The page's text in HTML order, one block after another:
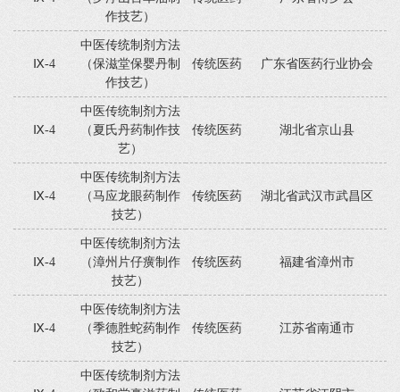
作技艺）
Ⅸ-4
中医传统制剂方法
（保滋堂保婴丹制
作技艺）
传统医药 广东省医药行业协会
Ⅸ-4
中医传统制剂方法
（夏氏丹药制作技
艺）
传统医药 湖北省京山县
Ⅸ-4
中医传统制剂方法
（马应龙眼药制作
技艺）
传统医药 湖北省武汉市武昌区
Ⅸ-4
中医传统制剂方法
（漳州片仔癀制作
技艺）
传统医药 福建省漳州市
Ⅸ-4
中医传统制剂方法
（季德胜蛇药制作
技艺）
传统医药 江苏省南通市
中医传统制剂方法